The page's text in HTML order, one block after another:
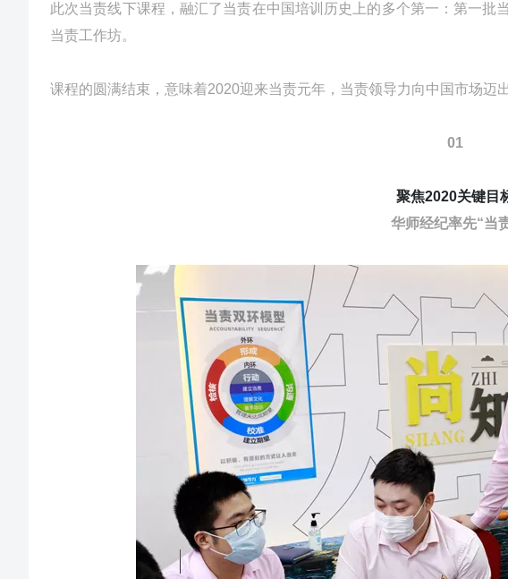
此次当责线下课程，融汇了当责在中国培训历史上的多个第一：第一批
当责工作坊。
课程的圆满结束，意味着2020迎来当责元年，当责领导力向中国市场迈
01
聚焦2020关键目
华师经纪率先“当